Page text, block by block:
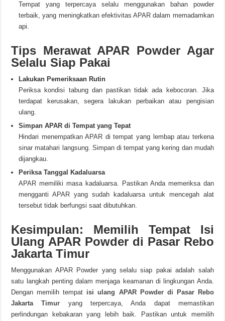
Tempat yang terpercaya selalu menggunakan bahan powder
terbaik, yang meningkatkan efektivitas APAR dalam memadamkan
api.
Tips Merawat APAR Powder Agar
Selalu Siap Pakai
Lakukan Pemeriksaan Rutin
Periksa kondisi tabung dan pastikan tidak ada kebocoran. Jika
terdapat kerusakan, segera lakukan perbaikan atau pengisian
ulang.
Simpan APAR di Tempat yang Tepat
Hindari menempatkan APAR di tempat yang lembap atau terkena
sinar matahari langsung. Simpan di tempat yang kering dan mudah
dijangkau.
Periksa Tanggal Kadaluarsa
APAR memiliki masa kadaluarsa. Pastikan Anda memeriksa dan
mengganti APAR yang sudah kadaluarsa untuk mencegah alat
tersebut tidak berfungsi saat dibutuhkan.
Kesimpulan: Memilih Tempat Isi
Ulang APAR Powder di Pasar Rebo
Jakarta Timur
Menggunakan APAR Powder yang selalu siap pakai adalah salah
satu langkah penting dalam menjaga keamanan di lingkungan Anda.
Dengan memilih tempat isi ulang APAR Powder di Pasar Rebo
Jakarta Timur yang terpercaya, Anda dapat memastikan
perlindungan kebakaran yang lebih baik. Pastikan untuk memilih